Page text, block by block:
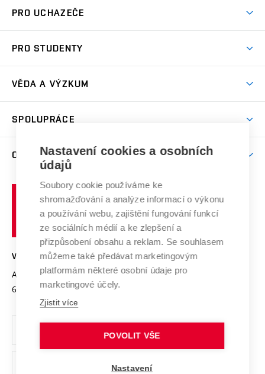
Koleje
Sport na VUT
PRO UCHAZEČE
Dny otevřených dveří
Celoživotní vzdělávání
E-přihláška
PRO STUDENTY
Harmonogram akademického roku
Závěrečné práce
Doktorské studium
Zpracování osobních údajů studentů
Sociální bezpečí
Studium bez bariér
Podpora podnikání
VĚDA A VÝZKUM
Mezinárodní vědecká rada
Systém zajišťování kvality výzkumu
Výzkumné infrastruktury
Transfer znalostí
Open Science
Projekty
Projekty ze strukturálních fondů
Specifický výzkum
SPOLUPRÁCE
Firemní spolupráce
Zahraniční spolupráce
Spolupráce se školami
Mezinárodní dohody
Univerzitní sítě
O UNIVERZITĚ
Profil univerzity
Udržitelná univerzita
Podnikavá univerzita / ContriBUTe
Bezpečná univerzita
Vyznamenání
Organizační struktura
Ochrana osobních údajů
učení
technické
Brně
VYSOKÉ UČENÍ TECHNICKÉ V BRNĚ
Antonínská 548/1
602 00 Brno
www.vut.cz
vut@vutbr.cz
Nastavení cookies a osobních
údajů
Soubory cookie používáme ke
shromažďování a analýze informací o výkonu
a používání webu, zajištění fungování funkcí
ze sociálních médií a ke zlepšení a
přizpůsobení obsahu a reklam. Se souhlasem
můžeme také předávat marketingovým
platformám některé osobní údaje pro
marketingové účely.
Zjistit více
POVOLIT VŠE
Nastavení